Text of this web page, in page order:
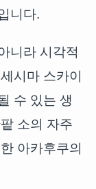
니다.
니라 시각적
시마 스카이
수 있는 생
소의 자주
아카후쿠의